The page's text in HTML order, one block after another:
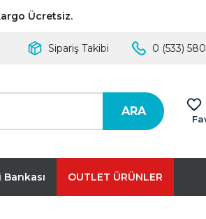
Ücretsiz.
Sipariş Takibi 0 (533)
ARA
Bankası OUTLET ÜRÜNLER